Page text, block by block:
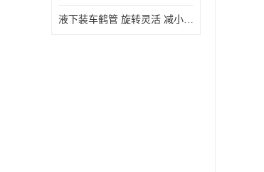
液下装车鹤管 旋转灵活 减小压力损失